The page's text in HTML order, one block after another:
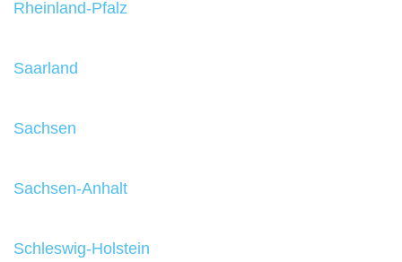
Rheinland-Pfalz
Saarland
Sachsen
Sachsen-Anhalt
Schleswig-Holstein